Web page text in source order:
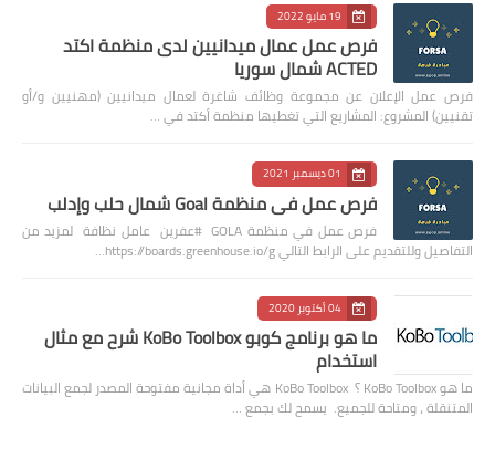
19 مايو 2022
فرص عمل عمال ميدانيين لدى منظمة اكتد
ACTED شمال سوريا
فرص عمل الإعلان عن مجموعة وظائف شاغرة لعمال ميدانيين (مهنيين و/أو
تقنيين) المشروع: المشاريع التي تغطيها منظمة أكتد في …
01 ديسمبر 2021
فرص عمل في منظمة Goal شمال حلب وإدلب
فرص عمل في منظمة GOLA #عفرين عامل نظافة لمزيد من
التفاصيل وللتقديم على الرابط التالي https://boards.greenhouse.io/g…
04 أكتوبر 2020
ما هو برنامج كوبو KoBo Toolbox شرح مع مثال
استخدام
ما هو KoBo Toolbox ؟ KoBo Toolbox هي أداة مجانية مفتوحة المصدر لجمع البيانات
المتنقلة ، ومتاحة للجميع. يسمح لك بجمع …